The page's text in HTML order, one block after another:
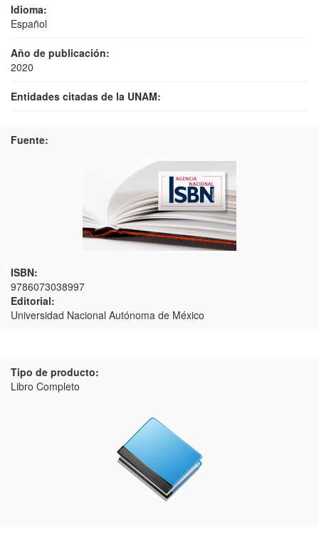
Idioma:
Español
Año de publicación:
2020
Entidades citadas de la UNAM:
Fuente:
ISBN:
9786073038997
Editorial:
Universidad Nacional Autónoma de México
Tipo de producto:
Libro Completo